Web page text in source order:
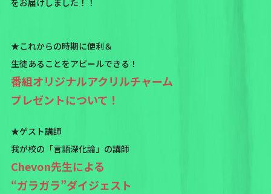
をお届けしました！！
★これからの時期に便利＆
生徒あることをアピールできる！
番組オリジナルアクリルチャーム
プレゼントについて！
★ゲスト講師
我が校の「言語深化論」の講師
Chevon先生による
“ガラガラ”ダイジェスト